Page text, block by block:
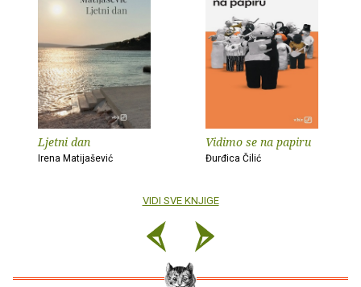
Ljetni dan
Irena Matijašević
Vidimo se na papiru
Đurđica Čilić
VIDI SVE KNJIGE